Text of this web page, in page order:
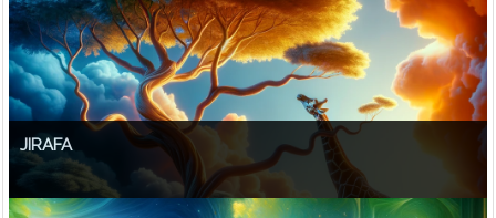
JIRAFA